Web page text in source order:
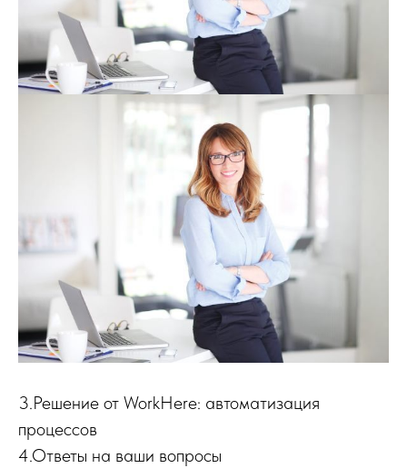
3.Решение от WorkHere: автоматизация
процессов
4.Ответы на ваши вопросы